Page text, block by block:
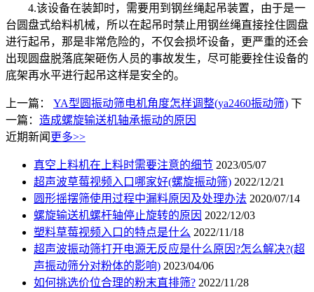
4.该设备在装卸时，需要用到钢丝绳起吊装置，由于是一
台圆盘式给料机械，所以在起吊时禁止用钢丝绳直接拴住圆盘
进行起吊，那是非常危险的，不仅会损坏设备，更严重的还会
出现圆盘脱落底架砸伤人员的事故发生，尽可能要拴住设备的
底架再水平进行起吊这样是安全的。
上一篇： YA型圆振动筛电机角度怎样调整(ya2460振动筛) 下
一篇： 造成螺旋输送机轴承振动的原因
近期新闻 更多>>
真空上料机在上料时需要注意的细节 2023/05/07
超声波草莓视频入口哪家好(螺旋振动筛) 2022/12/21
圆形摇摆筛使用过程中漏料原因及处理办法 2020/07/14
螺旋输送机螺杆轴停止旋转的原因 2022/12/03
塑料草莓视频入口的特点是什么 2022/11/18
超声波振动筛打开电源无反应是什么原因?怎么解决?(超
声振动筛分对粉体的影响) 2023/04/06
如何挑选价位合理的粉末直排筛? 2022/11/28